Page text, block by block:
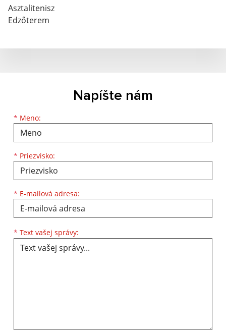
Asztalitenisz
Edzőterem
Napíšte nám
* Meno:
Meno
* Priezvisko:
Priezvisko
* E-mailová adresa:
E-mailová adresa
* Text vašej správy: